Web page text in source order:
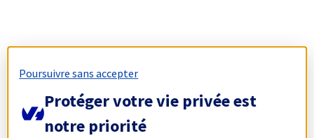
Poursuivre sans accepter
Protéger votre vie privée est
notre priorité